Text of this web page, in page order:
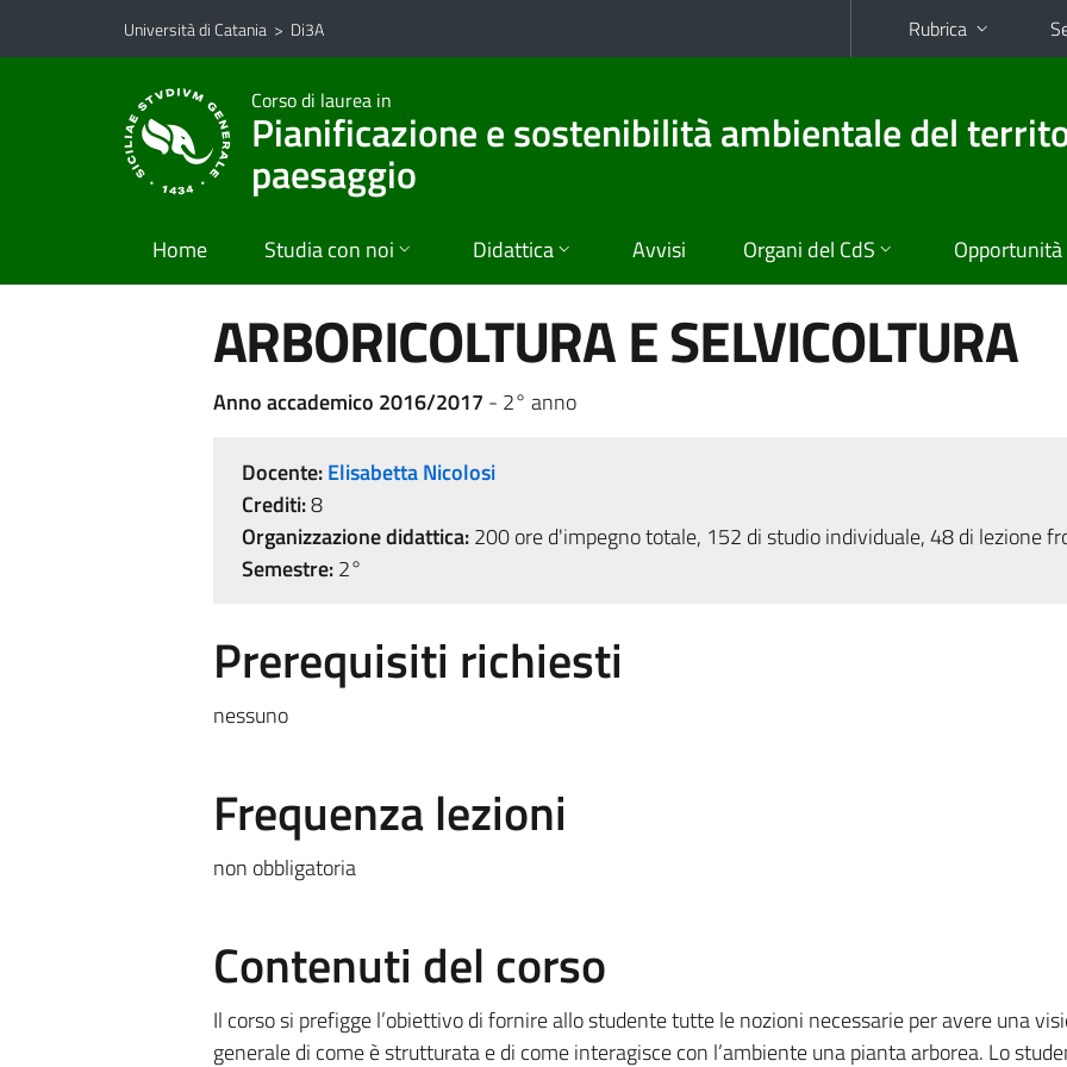
Vai al contenuto principale
Vai al menu di navigazione
Università di Catania > Di3A Rubrica
Corso di laurea in
Pianificazione e sostenibilità ambientale del
paesaggio
Home Studia con noi Didattica Avvisi Organi del CdS Opportunità
ARBORICOLTURA E SELVICOLTURA
Anno accademico 2016/2017 - 2° anno
Docente:Elisabetta Nicolosi
Crediti:8
Organizzazione didattica:200 ore d'impegno totale, 152 di studio individuale, 48 di lezione
Semestre:2°
Prerequisiti richiesti
nessuno
Frequenza lezioni
non obbligatoria
Contenuti del corso
Il corso si prefigge l’obiettivo di fornire allo studente tutte le nozioni necessarie per avere una
generale di come è strutturata e di come interagisce con l’ambiente una pianta arborea. Lo